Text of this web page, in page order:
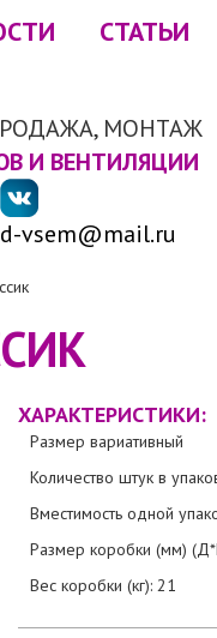
СТАТЬИ
МОНТАЖ
И ВЕНТИЛЯЦИИ
vsem@mail.ru
ХАРАКТЕРИСТИКИ:
Размер вариативный
Количество штук в
Вместимость одной
Размер коробки (мм)
Вес коробки (кг): 21